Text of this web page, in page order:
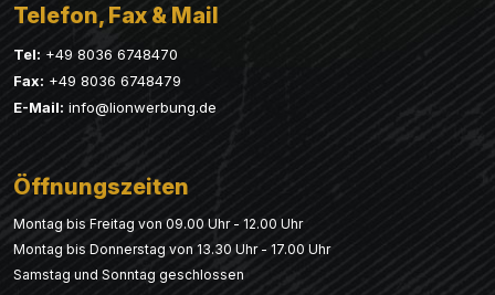
Telefon, Fax & Mail
Tel: +49 8036 6748470
Fax: +49 8036 6748479
E-Mail: info@lionwerbung.de
Öffnungszeiten
Montag bis Freitag von 09.00 Uhr - 12.00 Uhr
Montag bis Donnerstag von 13.30 Uhr - 17.00 Uhr
Samstag und Sonntag geschlossen